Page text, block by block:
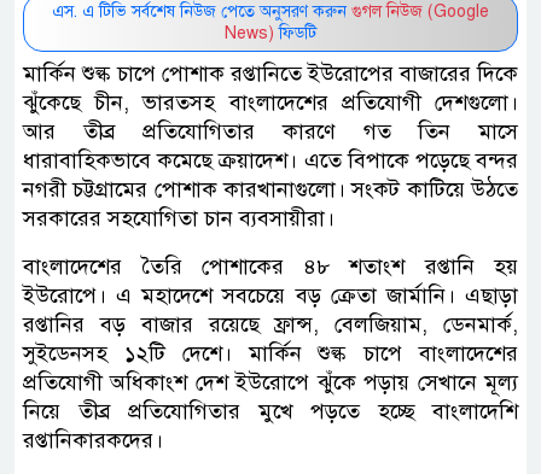
এস. এ টিভি সর্বশেষ নিউজ পেতে অনুসরণ করুন গুগল নিউজ (Google
News) ফিডটি
মার্কিন শুল্ক চাপে পোশাক রপ্তানিতে ইউরোপের বাজারের দিকে
ঝুঁকেছে চীন, ভারতসহ বাংলাদেশের প্রতিযোগী দেশগুলো।
আর তীব্র প্রতিযোগিতার কারণে গত তিন মাসে
ধারাবাহিকভাবে কমেছে ক্রয়াদেশ। এতে বিপাকে পড়েছে বন্দর
নগরী চট্টগ্রামের পোশাক কারখানাগুলো। সংকট কাটিয়ে উঠতে
সরকারের সহযোগিতা চান ব্যবসায়ীরা।
বাংলাদেশের তৈরি পোশাকের ৪৮ শতাংশ রপ্তানি হয়
ইউরোপে। এ মহাদেশে সবচেয়ে বড় ক্রেতা জার্মানি। এছাড়া
রপ্তানির বড় বাজার রয়েছে ফ্রান্স, বেলজিয়াম, ডেনমার্ক,
সুইডেনসহ ১২টি দেশে। মার্কিন শুল্ক চাপে বাংলাদেশের
প্রতিযোগী অধিকাংশ দেশ ইউরোপে ঝুঁকে পড়ায় সেখানে মূল্য
নিয়ে তীব্র প্রতিযোগিতার মুখে পড়তে হচ্ছে বাংলাদেশি
রপ্তানিকারকদের।